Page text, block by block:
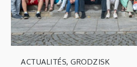
ACTUALITÉS,GRODZISK